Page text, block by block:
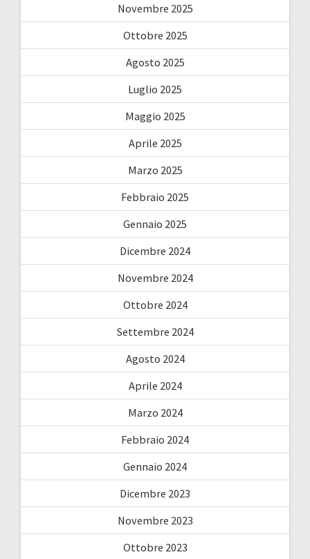
Novembre 2025
Ottobre 2025
Agosto 2025
Luglio 2025
Maggio 2025
Aprile 2025
Marzo 2025
Febbraio 2025
Gennaio 2025
Dicembre 2024
Novembre 2024
Ottobre 2024
Settembre 2024
Agosto 2024
Aprile 2024
Marzo 2024
Febbraio 2024
Gennaio 2024
Dicembre 2023
Novembre 2023
Ottobre 2023